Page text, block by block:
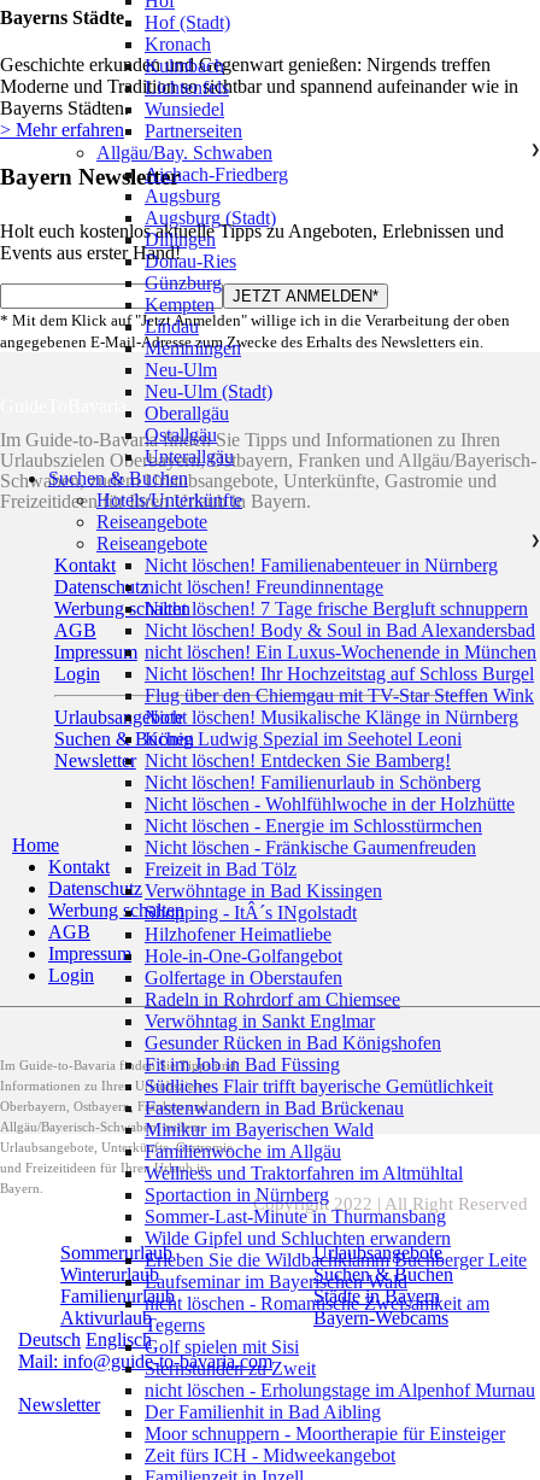
Bayerns Städte
Geschichte erkunden und Gegenwart genießen: Nirgends treffen
Moderne und Tradition so sichtbar und spannend aufeinander wie in
Bayerns Städten.
> Mehr erfahren
Bayern Newsletter
Holt euch kostenlos aktuelle Tipps zu Angeboten, Erlebnissen und
Events aus erster Hand!
* Mit dem Klick auf "Jetzt Anmelden" willige ich in die Verarbeitung der oben
angegebenen E-Mail-Adresse zum Zwecke des Erhalts des Newsletters ein.
Im Guide-to-Bavaria finden Sie Tipps und Informationen zu Ihren
Urlaubszielen Oberbayern, Ostbayern, Franken und Allgäu/Bayerisch-
Schwaben, zudem Urlaubsangebote, Unterkünfte, Gastromie und
Freizeitideen für Ihren Urlaub in Bayern.
Kontakt
Datenschutz
Werbung schalten
AGB
Impressum
Login
Urlaubsangebote
Suchen & Buchen
Newsletter
Home
Kontakt
Datenschutz
Werbung schalten
AGB
Impressum
Login
Im Guide-to-Bavaria finden Sie Tipps und
Informationen zu Ihren Urlaubszielen
Oberbayern, Ostbayern, Franken und
Allgäu/Bayerisch-Schwaben, zudem
Urlaubsangebote, Unterkünfte, Gastromie
und Freizeitideen für Ihren Urlaub in
Bayern.
Sommerurlaub
Winterurlaub
Familienurlaub
Aktivurlaub
Urlaubsangebote
Suchen & Buchen
Städte in Bayern
Bayern-Webcams
Deutsch Englisch
Mail: info@guide-to-bavaria.com
Newsletter
Copyright 2022 | All Right Reserved
Hof (Stadt)
Kronach
Kulmbach
Lichtenfels
Wunsiedel
Partnerseiten
Allgäu/Bay. Schwaben
❯
Aichach-Friedberg
Augsburg
Augsburg (Stadt)
Dillingen
Donau-Ries
Günzburg
Kempten
Lindau
Memmingen
Neu-Ulm
Neu-Ulm (Stadt)
Oberallgäu
Ostallgäu
Unterallgäu
Suchen & Buchen
Hotels/Unterkünfte
Reiseangebote
Reiseangebote
❯
Nicht löschen! Familienabenteuer in Nürnberg
nicht löschen! Freundinnentage
Nicht löschen! 7 Tage frische Bergluft schnuppern
Nicht löschen! Body & Soul in Bad Alexandersbad
nicht löschen! Ein Luxus-Wochenende in München
Nicht löschen! Ihr Hochzeitstag auf Schloss Burgel
Flug über den Chiemgau mit TV-Star Steffen Wink
Nicht löschen! Musikalische Klänge in Nürnberg
König Ludwig Spezial im Seehotel Leoni
Nicht löschen! Entdecken Sie Bamberg!
Nicht löschen! Familienurlaub in Schönberg
Nicht löschen - Wohlfühlwoche in der Holzhütte
Nicht löschen - Energie im Schlosstürmchen
Nicht löschen - Fränkische Gaumenfreuden
Freizeit in Bad Tölz
Verwöhntage in Bad Kissingen
Shopping - ItÂ´s INgolstadt
Hilzhofener Heimatliebe
Hole-in-One-Golfangebot
Golfertage in Oberstaufen
Radeln in Rohrdorf am Chiemsee
Verwöhntag in Sankt Englmar
Gesunder Rücken in Bad Königshofen
Fit im Job in Bad Füssing
Südliches Flair trifft bayerische Gemütlichkeit
Fastenwandern in Bad Brückenau
Minikur im Bayerischen Wald
Familienwoche im Allgäu
Wellness und Traktorfahren im Altmühltal
Sportaction in Nürnberg
Sommer-Last-Minute in Thurmansbang
Wilde Gipfel und Schluchten erwandern
Erleben Sie die Wildbachklamm Buchberger Leite
Laufseminar im Bayerischen Wald
nicht löschen - Romantische Zweisamkeit am
Tegerns
Golf spielen mit Sisi
Sternstunden zu Zweit
nicht löschen - Erholungstage im Alpenhof Murnau
Der Familienhit in Bad Aibling
Moor schnuppern - Moortherapie für Einsteiger
Zeit fürs ICH - Midweekangebot